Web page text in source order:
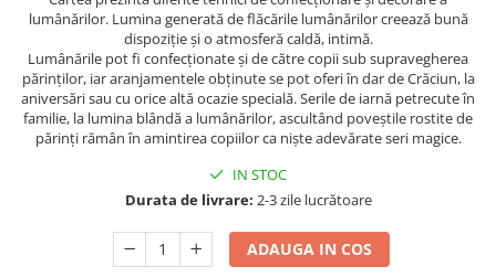
Editura Aramis
Editura Arthur
Editura Bookzone
Editura Cartea Copiilor
Editura Corint
Editura Frontiera
lumânărilor. Lumina generată de flăcările lumânărilor creează bună
dispoziţie şi o atmosferă caldă, intimă.
Lumânările pot fi confecţionate şi de către copii sub supravegherea
părinţilor, iar aranjamentele obţinute se pot oferi în dar de Crăciun, la
aniversări sau cu orice altă ocazie specială. Serile de iarnă petrecute în
familie, la lumina blândă a lumânărilor, ascultând poveştile rostite de
părinţi rămân în amintirea copiilor ca nişte adevărate seri magice.
IN STOC
Durata de livrare: 2-3 zile lucrătoare
ADAUGA IN COS